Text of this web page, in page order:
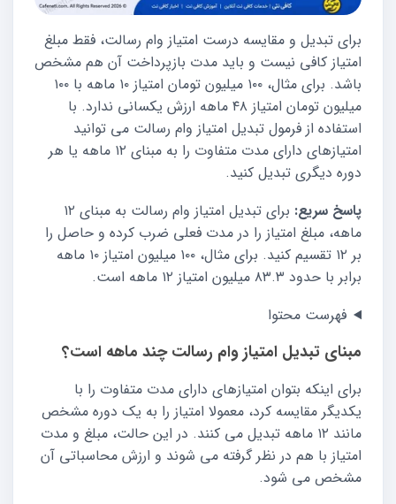
برای تبدیل و مقایسه درست امتیاز وام رسالت، فقط مبلغ
امتیاز کافی نیست و باید مدت بازپرداخت آن هم مشخص
باشد. برای مثال، ۱۰۰ میلیون تومان امتیاز ۱۰ ماهه با ۱۰۰
میلیون تومان امتیاز ۴۸ ماهه ارزش یکسانی ندارد. با
استفاده از فرمول تبدیل امتیاز وام رسالت می توانید
امتیازهای دارای مدت متفاوت را به مبنای ۱۲ ماهه یا هر
دوره دیگری تبدیل کنید.
پاسخ سریع:
برای تبدیل امتیاز وام رسالت به مبنای ۱۲
ماهه، مبلغ امتیاز را در مدت فعلی ضرب کرده و حاصل را
بر ۱۲ تقسیم کنید. برای مثال، ۱۰۰ میلیون امتیاز ۱۰ ماهه
برابر با حدود ۸۳.۳ میلیون امتیاز ۱۲ ماهه است.
فهرست محتوا
مبنای تبدیل امتیاز وام رسالت چند ماهه است؟
برای اینکه بتوان امتیازهای دارای مدت متفاوت را با
یکدیگر مقایسه کرد، معمولا امتیاز را به یک دوره مشخص
مانند ۱۲ ماهه تبدیل می کنند. در این حالت، مبلغ و مدت
امتیاز با هم در نظر گرفته می شوند و ارزش محاسباتی آن
مشخص می شود.